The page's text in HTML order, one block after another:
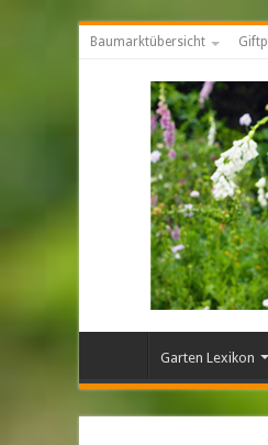
Baumarktübersicht
Garten Lexikon